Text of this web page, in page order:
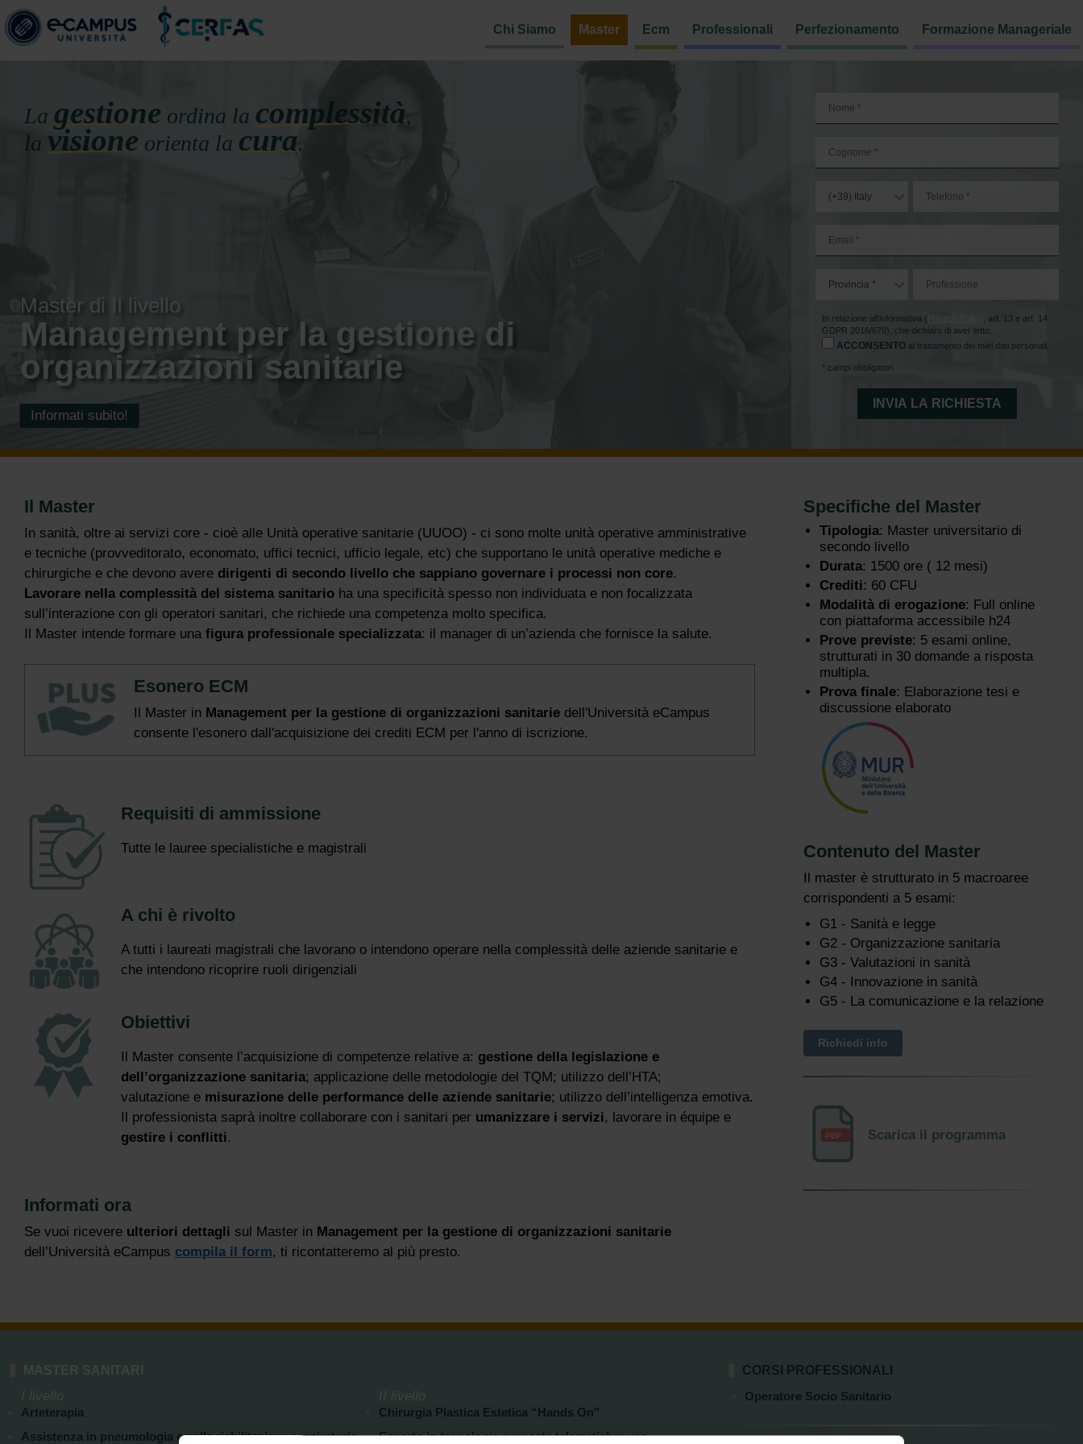
Chi Siamo Master Ecm Professionali Perfezionamento Formazione Manageriale
La gestione ordina la complessità,
la visione orienta la cura.
Master di II livello
Management per la gestione di
organizzazioni sanitarie
Informati subito!
In relazione all'informativa (
, art. 13 e art. 14
GDPR 2016/679), che dichiaro di aver letto,
ACCONSENTO al trattamento dei miei dati personali.
* campi obbligatori
Il Master
In sanità, oltre ai servizi core - cioè alle Unità operative sanitarie (UUOO) - ci sono molte unità operative amministrative
e tecniche (provveditorato, economato, uffici tecnici, ufficio legale, etc) che supportano le unità operative mediche e
chirurgiche e che devono avere dirigenti di secondo livello che sappiano governare i processi non core.
Lavorare nella complessità del sistema sanitario ha una specificità spesso non individuata e non focalizzata
sull’interazione con gli operatori sanitari, che richiede una competenza molto specifica.
Il Master intende formare una figura professionale specializzata: il manager di un’azienda che fornisce la salute.
Esonero ECM
Il Master in Management per la gestione di organizzazioni sanitarie dell'Università eCampus
consente l'esonero dall'acquisizione dei crediti ECM per l'anno di iscrizione.
Requisiti di ammissione
Tutte le lauree specialistiche e magistrali
A chi è rivolto
A tutti i laureati magistrali che lavorano o intendono operare nella complessità delle aziende sanitarie e
che intendono ricoprire ruoli dirigenziali
Obiettivi
Il Master consente l’acquisizione di competenze relative a: gestione della legislazione e
dell’organizzazione sanitaria; applicazione delle metodologie del TQM; utilizzo dell’HTA;
valutazione e misurazione delle performance delle aziende sanitarie; utilizzo dell’intelligenza emotiva.
Il professionista saprà inoltre collaborare con i sanitari per umanizzare i servizi, lavorare in équipe e
gestire i conflitti.
Informati ora
Se vuoi ricevere ulteriori dettagli sul Master in Management per la gestione di organizzazioni sanitarie
dell’Università eCampus compila il form, ti ricontatteremo al più presto.
Specifiche del Master
Tipologia: Master universitario di
secondo livello
Durata: 1500 ore ( 12 mesi)
Crediti: 60 CFU
Modalità di erogazione: Full online
con piattaforma accessibile h24
Prove previste: 5 esami online,
strutturati in 30 domande a risposta
multipla.
Prova finale: Elaborazione tesi e
discussione elaborato
Contenuto del Master
Il master è strutturato in 5 macroaree
corrispondenti a 5 esami:
G1 - Sanità e legge
G2 - Organizzazione sanitaria
G3 - Valutazioni in sanità
G4 - Innovazione in sanità
G5 - La comunicazione e la relazione
Richiedi info
PDF Scarica il programma
MASTER SANITARI
I livello
Arteterapia
Assistenza in pneumologia e nella riabilitazione respiratoria
II livello
Chirurgia Plastica Estetica “Hands On"
Esperto in tecnologie avanzate telematiche: uso
CORSI PROFESSIONALI
Operatore Socio Sanitario